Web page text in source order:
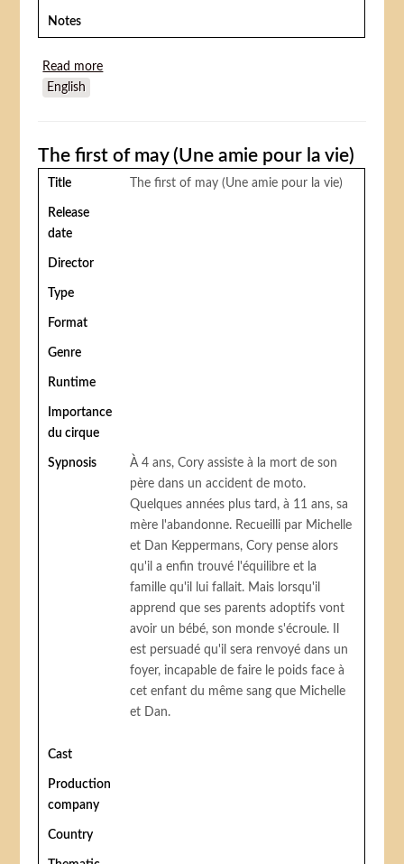
Notes
Read more
English
The first of may (Une amie pour la vie)
Title The first of may (Une amie pour la vie)
Release
date
Director
Type
Format
Genre
Runtime
Importance
du cirque
Sypnosis
À 4 ans, Cory assiste à la mort de son
père dans un accident de moto.
Quelques années plus tard, à 11 ans, sa
mère l'abandonne. Recueilli par Michelle
et Dan Keppermans, Cory pense alors
qu'il a enfin trouvé l'équilibre et la
famille qu'il lui fallait. Mais lorsqu'il
apprend que ses parents adoptifs vont
avoir un bébé, son monde s'écroule. Il
est persuadé qu'il sera renvoyé dans un
foyer, incapable de faire le poids face à
cet enfant du même sang que Michelle
et Dan.
Cast
Production
company
Country